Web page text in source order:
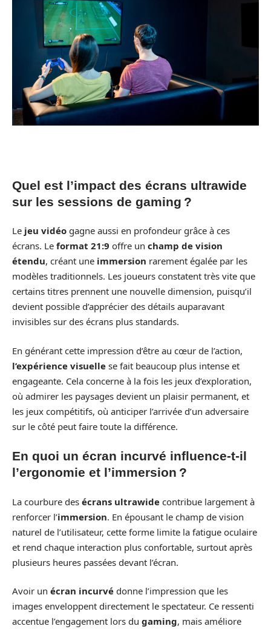
Quel est l’impact des écrans ultrawide
sur les sessions de gaming ?
Le jeu vidéo gagne aussi en profondeur grâce à ces
écrans. Le format 21:9 offre un champ de vision
étendu, créant une immersion rarement égalée par les
modèles traditionnels. Les joueurs constatent très vite que
certains titres prennent une nouvelle dimension, puisqu’il
devient possible d’apprécier des détails auparavant
invisibles sur des écrans plus standards.
En générant cette impression d’être au cœur de l’action,
l’expérience visuelle se fait beaucoup plus intense et
engageante. Cela concerne à la fois les jeux d’exploration,
où admirer les paysages devient un plaisir permanent, et
les jeux compétitifs, où anticiper l’arrivée d’un adversaire
sur le côté peut faire toute la différence.
En quoi un écran incurvé influence-t-il
l’ergonomie et l’immersion ?
La courbure des écrans ultrawide contribue largement à
renforcer l’immersion. En épousant le champ de vision
naturel de l’utilisateur, cette forme limite la fatigue oculaire
et rend chaque interaction plus confortable, surtout après
plusieurs heures passées devant l’écran.
Avoir un écran incurvé donne l’impression que les
images enveloppent directement le spectateur. Ce ressenti
accentue l’engagement lors du gaming, mais améliore